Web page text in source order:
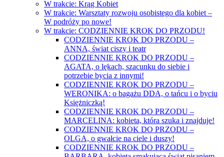
W trakcie: Krąg Kobiet
W trakcie: Warsztaty rozwoju osobistego dla kobiet –
W podróży po nowe!
W trakcie: CODZIENNIE KROK DO PRZODU!
CODZIENNIE KROK DO PRZODU –
ANNA, świat ciszy i teatr
CODZIENNIE KROK DO PRZODU –
AGATA, o lękach, szacunku do siebie i
potrzebie bycia z innymi!
CODZIENNIE KROK DO PRZODU –
WERONIKA: o bagażu DDA, o tańcu i o byciu
Księżniczką!
CODZIENNIE KROK DO PRZODU –
MARCELINA: kobieta, która szuka i znajduje!
CODZIENNIE KROK DO PRZODU –
OLGA, o gwałcie na ciele i duszy!
CODZIENNIE KROK DO PRZODU –